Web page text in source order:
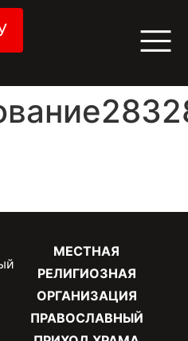
МЕСТНАЯ
РЕЛИГИОЗНАЯ
ОРГАНИЗАЦИЯ
ПРАВОСЛАВНЫЙ